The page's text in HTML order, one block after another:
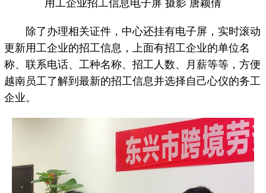
用工企业招工信息电子屏 摄影 唐颖倩
除了办理相关证件，中心还挂有电子屏，实时滚动
更新用工企业的招工信息，上面有招工企业的单位名
称、联系电话、工种名称、招工人数、月薪等等，方便
越南员工了解到最新的招工信息并选择自己心仪的务工
企业。